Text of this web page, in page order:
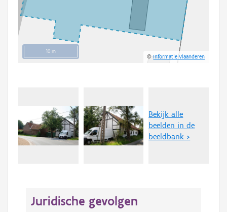
10 m
©Informatie Vlaanderen
Bekijk alle
beelden in de
beeldbank >
Juridische gevolgen